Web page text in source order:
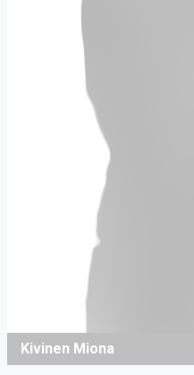
Kivinen Miona